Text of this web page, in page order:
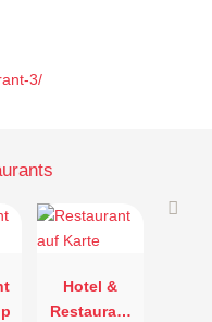
3/
Hotel &
Restaurant